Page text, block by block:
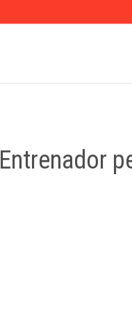
Entrenador